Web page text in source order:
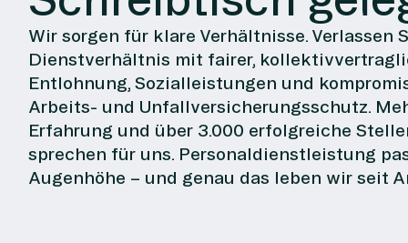
Wir sorgen für klare Verhältnisse. Verlassen
Dienstverhältnis mit fairer,
Entlohnung, Sozialleistungen und
Arbeits- und Unfallversicherungsschutz.
Erfahrung und über 3.000 erfolgreiche
sprechen für uns. Personaldienstleistung
Augenhöhe – und genau das leben wir seit